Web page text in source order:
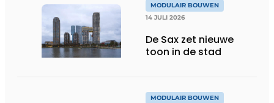
MODULAIR BOUWEN
14 JULI 2026
De Sax zet nieuwe
toon in de stad
MODULAIR BOUWEN